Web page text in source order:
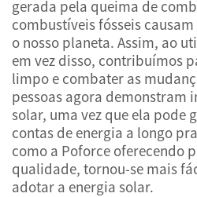
Notícias
Contacte-nos
gerada pela queima de
combustíveis fósseis
o nosso planeta. Assim, ao
em vez disso, contribuímos
limpo e combater as
pessoas agora demonstram
solar, uma vez que ela pode
contas de energia a longo
como a Poforce oferecendo
qualidade, tornou-se mais
adotar a energia solar.